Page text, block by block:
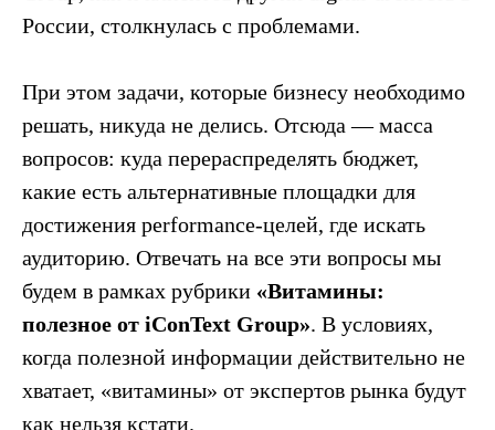
России, столкнулась с проблемами.
При этом задачи, которые бизнесу необходимо
решать, никуда не делись. Отсюда — масса
вопросов: куда перераспределять бюджет,
какие есть альтернативные площадки для
достижения performance-целей, где искать
аудиторию. Отвечать на все эти вопросы мы
будем в рамках рубрики «Витамины:
полезное от iConText Group». В условиях,
когда полезной информации действительно не
хватает, «витамины» от экспертов рынка будут
как нельзя кстати.